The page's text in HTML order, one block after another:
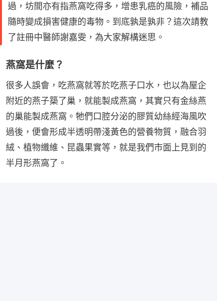
過，坊間亦有指燕窩吃得多，增患乳癌的風險，補品
隨時變成損害健康的毒物。到底孰是孰非？這次請教
了註冊中醫師謝嘉雯，為大家解構迷思。
燕窩是什麼？
很多人誤會，吃燕窩就等於吃燕子口水，也以為屋企
附近的燕子築了巢，就能製成燕窩，其實只有金絲燕
的巢能製成燕窩。牠們口腔分泌的膠質幼絲經海風吹
過後，便會形成半透明帶淺黃色的營養物質，融合羽
絨、植物纖維、昆蟲果實等，就是我們市面上見到的
半月形燕窩了。